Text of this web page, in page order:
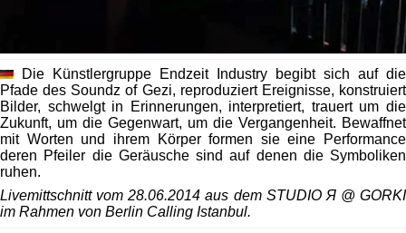
Die Künstlergruppe Endzeit Industry begibt sich auf die
Pfade des Soundz of Gezi, reproduziert Ereignisse, konstruiert
Bilder, schwelgt in Erinnerungen, interpretiert, trauert um die
Zukunft, um die Gegenwart, um die Vergangenheit. Bewaffnet
mit Worten und ihrem Körper formen sie eine Performance
deren Pfeiler die Geräusche sind auf denen die Symboliken
ruhen.
Livemittschnitt vom 28.06.2014 aus dem STUDIO Я @ GORKI
im Rahmen von Berlin Calling Istanbul.